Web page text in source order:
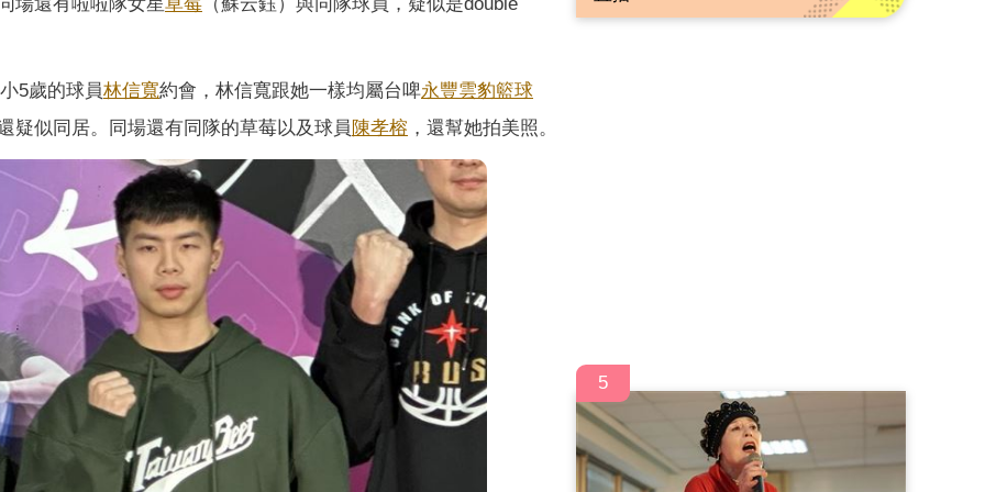
5歲的球員林信寬約會，林信寬跟她一樣均屬台啤永豐雲豹籃球
疑似同居。同場還有同隊的草莓以及球員 陳孝榕 ，還幫她拍美照。
5